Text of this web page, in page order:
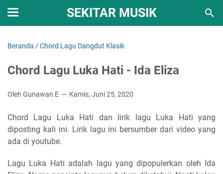
SEKITAR MUSIK
Beranda /Chord Lagu Dangdut Klasik
Chord Lagu Luka Hati - Ida Eliza
Oleh Gunawan E Kamis, Juni 25, 2020
Chord Lagu Luka Hati dan lirik lagu Luka Hati yang
diposting kali ini. Lirik lagu ini bersumber dari video yang
ada di youtube.
Lagu Luka Hati adalah lagu yang dipopulerkan oleh Ida